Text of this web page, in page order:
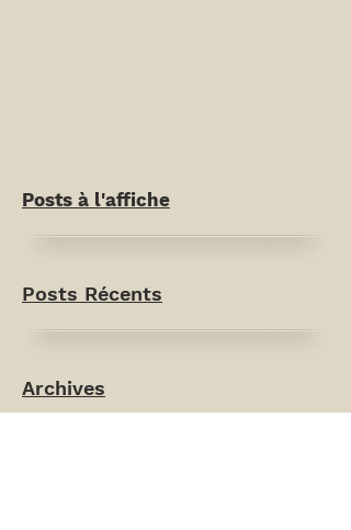
Posts à l'affiche
Posts Récents
Archives